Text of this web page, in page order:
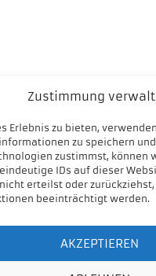
Zustimmung
Erlebnis zu bieten,
zu speichern
zustimmst, können
IDs auf dieser
erteilst oder
beeinträchtigt werden.
AKZEPTIEREN